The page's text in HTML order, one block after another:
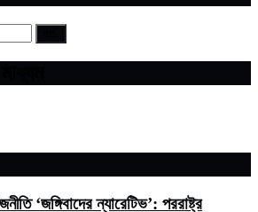
‘জঙ্গিবাদের ন্যারেটিভ’: পররাষ্ট্র